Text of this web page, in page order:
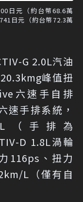
日元（約台幣68.6萬
日元（約台幣72.3萬
G 2.0L汽油
峰值扭
六速手自排
速手排系統，
（手排為
D 1.8L渦輪
116ps、扭力
L（僅有自